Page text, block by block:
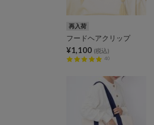
再入荷
フードヘアクリップ
¥1,100 (税込)
40